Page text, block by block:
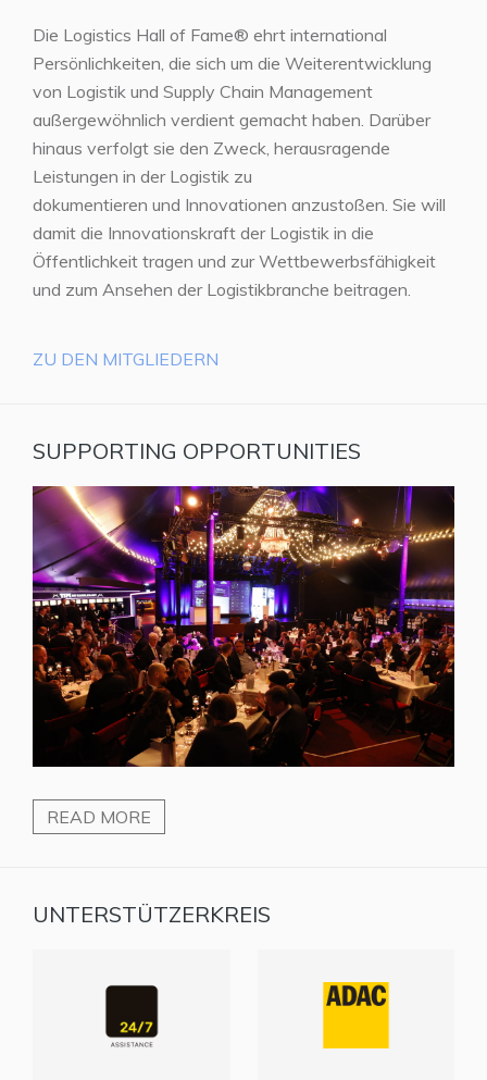
Die Logistics Hall of Fame® ehrt international
Persönlichkeiten, die sich um die Weiterentwicklung
von Logistik und Supply Chain Management
außergewöhnlich verdient gemacht haben. Darüber
hinaus verfolgt sie den Zweck, herausragende
Leistungen in der Logistik zu
dokumentieren und Innovationen anzustoßen. Sie will
damit die Innovationskraft der Logistik in die
Öffentlichkeit tragen und zur Wettbewerbsfähigkeit
und zum Ansehen der Logistikbranche beitragen.
ZU DEN MITGLIEDERN
SUPPORTING OPPORTUNITIES
READ MORE
UNTERSTÜTZERKREIS